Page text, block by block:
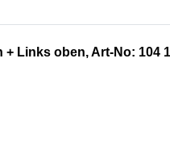
Links oben, Art-No: 104